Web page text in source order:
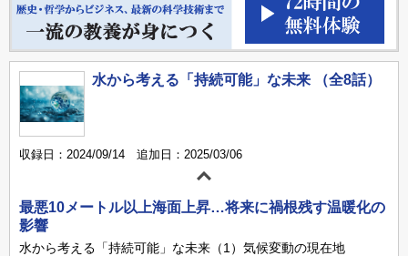
水から考える「持続可能」な未来 （全8話）
収録日：2024/09/14 追加日：2025/03/06
最悪10メートル以上海面上昇…将来に禍根残す温暖化の
影響
水から考える「持続可能」な未来（1）気候変動の現在地